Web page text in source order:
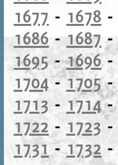
1677 - 1678 -
1686 - 1687
1695-1696
1704-1705
1713 - 1714
1722 -1723 -
1731-1732 -